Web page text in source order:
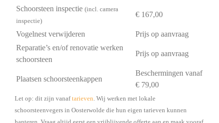
Schoorsteen inspectie (incl. camera
inspectie)
€ 167,00
Vogelnest verwijderen
Prijs op aanvraag
Reparatie’s en/of renovatie werken
schoorsteen
Prijs op aanvraag
Plaatsen schoorsteenkappen
Beschermingen vanaf
€ 79,00
Let op: dit zijn vanaftarieven. Wij werken met lokale
schoorsteenvegers in Oosterwolde die hun eigen tarieven kunnen